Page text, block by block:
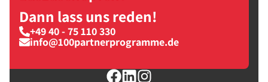
Dann lass uns reden!
+49 40 - 75 110 330
info@100partnerprogramme.de